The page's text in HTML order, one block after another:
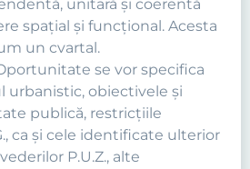
unitară şi coerentă
spaţial şi funcţional. Acesta
un cvartal.
se vor specifica
urbanistic, obiectivele şi
publică, restricţiile
ca şi cele identificate ulterior
P.U.Z., alte